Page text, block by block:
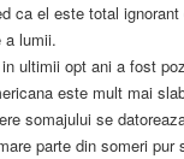
ca el este total ignorant
a lumii.
ultimii opt ani a fost
este mult mai
somajului se
parte din someri pur